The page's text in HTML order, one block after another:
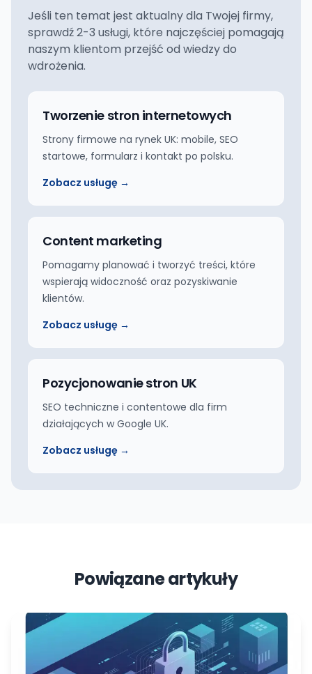
Jeśli ten temat jest aktualny dla Twojej firmy,
sprawdź 2-3 usługi, które najczęściej pomagają
naszym klientom przejść od wiedzy do
wdrożenia.
Tworzenie stron internetowych
Strony firmowe na rynek UK: mobile, SEO
startowe, formularz i kontakt po polsku.
Zobacz usługę →
Content marketing
Pomagamy planować i tworzyć treści, które
wspierają widoczność oraz pozyskiwanie
klientów.
Zobacz usługę →
Pozycjonowanie stron UK
SEO techniczne i contentowe dla firm
działających w Google UK.
Zobacz usługę →
Powiązane artykuły